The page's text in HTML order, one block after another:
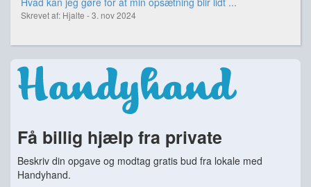
Skrevet af: Hjalte - 3. nov 2024
Få billig hjælp fra private
Beskriv din opgave og modtag gratis bud fra lokale med
Handyhand.